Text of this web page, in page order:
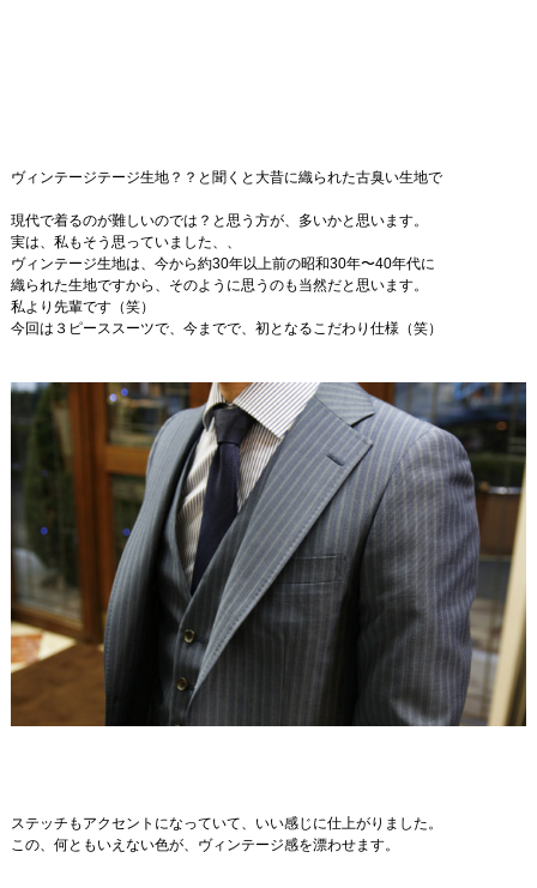
ヴィンテージテージ生地？？と聞くと大昔に織られた古臭い生地で
現代で着るのが難しいのでは？と思う方が、多いかと思います。
実は、私もそう思っていました、、
ヴィンテージ生地は、今から約30年以上前の昭和30年〜40年代に
織られた生地ですから、そのように思うのも当然だと思います。
私より先輩です（笑）
今回は３ピーススーツで、今までで、初となるこだわり仕様（笑）
ステッチもアクセントになっていて、いい感じに仕上がりました。
この、何ともいえない色が、ヴィンテージ感を漂わせます。